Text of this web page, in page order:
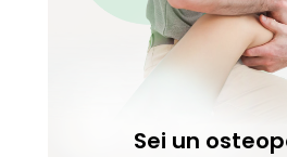
Sei un